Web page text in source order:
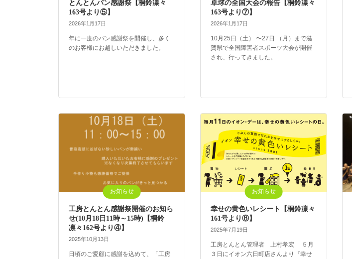
とんとんパン感謝祭【桐鈴凛々
163号より⑤】
2026年1月17日
年に一度のパン感謝祭を開催し、多く
のお客様にお越しいただきました。
卓球の全国大会の報告【桐鈴凛々
163号より⑦】
2026年1月17日
10月25日（土） 〜27日 （月）まで滋
賀県で全国障害者スポーツ大会が開催
され、行ってきました。
お知らせ
工房とんとん感謝祭開催のお知ら
せ(10月18日11時～15時)【桐鈴
凛々162号より④】
2025年10月13日
日頃のご愛顧に感謝を込めて、「工房
お知らせ
幸せの黄色いレシート【桐鈴凛々
161号より⑧】
2025年7月19日
工房とんとん管理者 上村孝宏 ５月
３日にイオン六日町店さんより『幸せ